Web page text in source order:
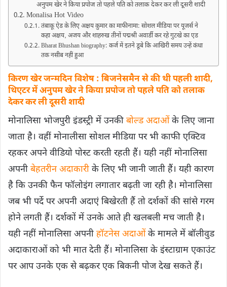
अनुपम खेर ने किया प्रपोज तो पहले पति को तलाक देकर कर ली दूसरी शादी
Monalisa Hot Video
तंबाकू ऐड के लिए अक्षय कुमार का माफीनामा: सोशल मीडिया पर यूजर्स ने
कहा अक्षय‚ अजय और शाहरुख तीनों पद्मश्री अवार्डी कर रहे गुटखे का एड
Bharat Bhushan biography: कर्ज में इतने डूबे कि आखिरी समय उन्हें कंधा
तक नसीब नहीं हुआ
किरण खेर जन्मदिन विशेष : बिजनेसमैन से की थी पहली शादी,
थिएटर में अनुपम खेर ने किया प्रपोज तो पहले पति को तलाक
देकर कर ली दूसरी शादी
मोनालिसा भोजपुरी इंडस्ट्री में उनकी बोल्‍ड अदाओंके लिए जाना
जाता है। वहीं मोनालीसा सोशल मीडिया पर भी काफी एक्टिव
रहकर अपने वीडियो पोस्‍ट करती रहती हैं। यही नहीं मोनालिसा
अपनी बेहतरीन अदाकारी के लिए भी जानी जाती हैं। यही कारण
है कि उनकी फैन फॉलोइंग लगातार बढ़ती जा रही है। मोनालिसा
जब भी पर्दे पर अपनी अदाएं बिखेरती हैं तो दर्शकों की सांसे गरम
होने लगती हैं। दर्शकों में उनके आते ही खलबली मच जाती है।
यही नहीं मोनालिसा अपनी हॉटनेस अदाओंके मामले में बॉलीवुड
अदाकाराओं को भी मात देती हैं। मोनालिसा के इंस्टाग्राम एकाउंट
पर आप उनके एक से बढ़कर एक बिकनी पोज देख सकते हैं।